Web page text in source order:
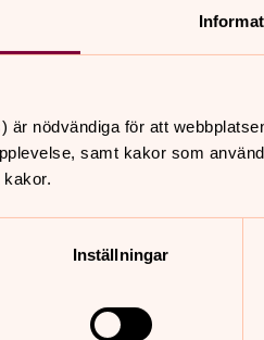
är nödvändiga för att
samt kakor som
Inställningar
mobilen! Kyrkguiden är
kan du spara
i just dem.